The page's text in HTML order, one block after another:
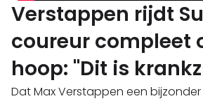
Verstappen rijdt
coureur compleet
hoop: "Dit is
Dat Max Verstappen een